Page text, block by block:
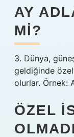
AY
MI?
3. Dünya,
geldiğinde
olurlar. Örnek:
ÖZEL